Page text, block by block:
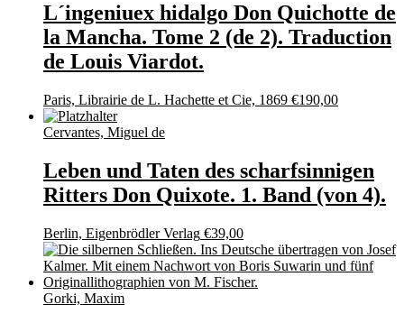
L´ingeniuex hidalgo Don Quichotte de
la Mancha. Tome 2 (de 2). Traduction
de Louis Viardot.
Paris, Librairie de L. Hachette et Cie, 1869 €190,00
Cervantes, Miguel de
Leben und Taten des scharfsinnigen
Ritters Don Quixote. 1. Band (von 4).
Berlin, Eigenbrödler Verlag €39,00
Gorki, Maxim